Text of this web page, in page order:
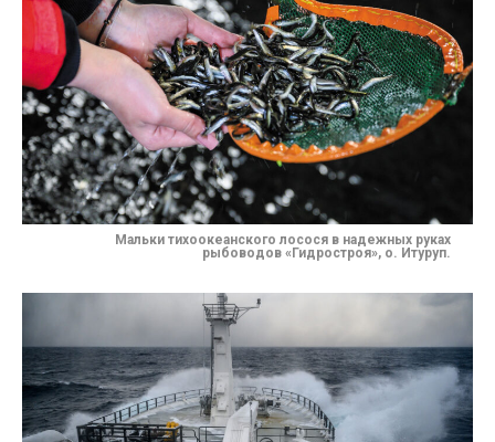
Мальки тихоокеанского лосося в надежных руках
рыбоводов «Гидростроя», о. Итуруп.